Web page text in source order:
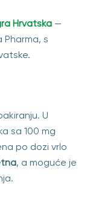
Hrvatska —
s
U
sa 100 mg
po dozi vrlo
, a moguće je